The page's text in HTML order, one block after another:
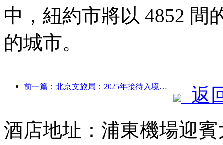
中，紐約市將以 4852 間
的城市。
前一篇：北京文旅局：2025年接待入境游客548萬人次，同比增長39%
返
酒店地址：浦東機場迎